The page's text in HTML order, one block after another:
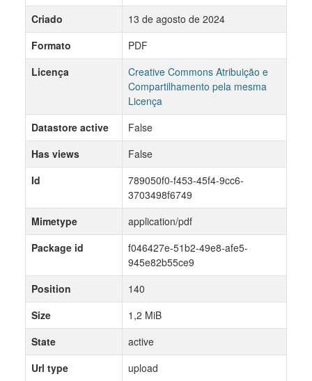
Criado
13 de agosto de 2024
Formato
PDF
Licença
Creative Commons Atribuição e
Compartilhamento pela mesma
Licença
Datastore active
False
Has views
False
Id
789050f0-f453-45f4-9cc6-
3703498f6749
Mimetype
application/pdf
Package id
f046427e-51b2-49e8-afe5-
945e82b55ce9
Position
140
Size
1,2 MiB
State
active
Url type
upload